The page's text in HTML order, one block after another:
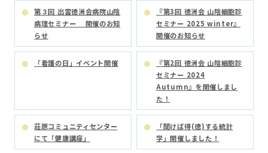
第３回 出雲徳洲会病院山陰
病理セミナー 開催のお知
らせ
『第3回 徳洲会 山陰細胞診
セミナー 2025 winter』
開催のお知らせ
「看護の日」イベント開催
『第2回 徳洲会 山陰細胞診
セミナー 2024
Autumn』を開催しまし
た！
荘原コミュニティセンター
にて「健康講座」
「聞けば得(徳)する統計
学」開催しました！